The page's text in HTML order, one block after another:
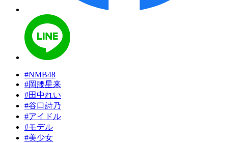
#NMB48
#岡腰星来
#田中れい
#谷口詩乃
#アイドル
#モデル
#美少女